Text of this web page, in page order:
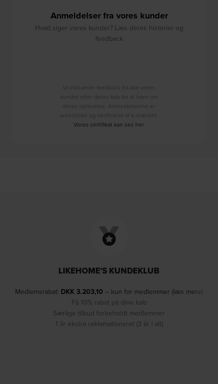
Anmeldelser fra vores kunder
Hvad siger vores kunder? Læs deres historier og
feedback
Vi indsamler feedback fra alle vores
kunder efter deres køb for at høre om
deres oplevelse. Anmeldelserne er
autentiske og verificeret af e-mærket.
Vores certifikat kan ses her.
LIKEHOME'S KUNDEKLUB
Medlemsrabat: DKK 3.203,10 – kun for medlemmer (læs mere)
Få 10% rabat på dine køb
Særlige tilbud forbeholdt medlemmer
1 år ekstra reklamationsret (3 år i alt)